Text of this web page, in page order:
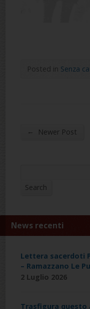
Posted in Senza
← Newer Post
Search
News recenti
Lettera sacerdoti
– Ramazzano Le
2 Luglio 2026
Trasfigura questo